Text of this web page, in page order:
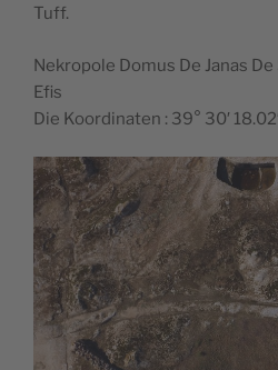
Tuff.
Nekropole Domus De Janas De
Efis
Die Koordinaten : 39° 30′